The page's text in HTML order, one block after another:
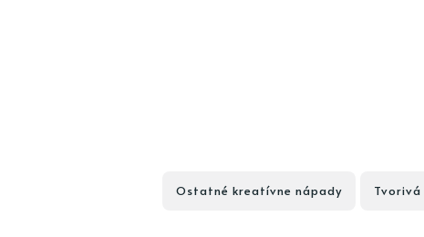
Ostatné kreatívne nápady Tvorivá